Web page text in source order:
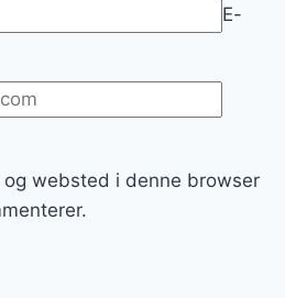
E-
og websted i denne browser